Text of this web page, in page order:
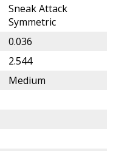
Sneak Attack
Symmetric
0.036
2.544
Medium